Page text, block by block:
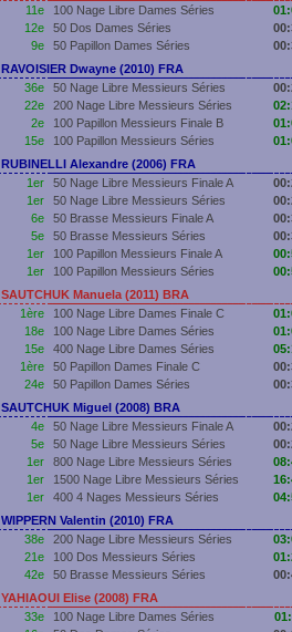
11e
100 Nage Libre Dames Séries
12e
50 Dos Dames Séries
9e
50 Papillon Dames Séries
RAVOISIER Dwayne (2010) FRA
36e
50 Nage Libre Messieurs Séries
22e
200 Nage Libre Messieurs Séries
2e
100 Papillon Messieurs Finale B
15e
100 Papillon Messieurs Séries
RUBINELLI Alexandre (2006) FRA
1er
50 Nage Libre Messieurs Finale A
1er
50 Nage Libre Messieurs Séries
6e
50 Brasse Messieurs Finale A
5e
50 Brasse Messieurs Séries
1er
100 Papillon Messieurs Finale A
1er
100 Papillon Messieurs Séries
SAUTCHUK Manuela (2011) BRA
1ère
100 Nage Libre Dames Finale C
18e
100 Nage Libre Dames Séries
15e
400 Nage Libre Dames Séries
1ère
50 Papillon Dames Finale C
24e
50 Papillon Dames Séries
SAUTCHUK Miguel (2008) BRA
4e
50 Nage Libre Messieurs Finale A
5e
50 Nage Libre Messieurs Séries
1er
800 Nage Libre Messieurs Séries
1er
1500 Nage Libre Messieurs Séries
1er
400 4 Nages Messieurs Séries
WIPPERN Valentin (2010) FRA
38e
200 Nage Libre Messieurs Séries
21e
100 Dos Messieurs Séries
42e
50 Brasse Messieurs Séries
YAHIAOUI Elise (2008) FRA
33e
100 Nage Libre Dames Séries